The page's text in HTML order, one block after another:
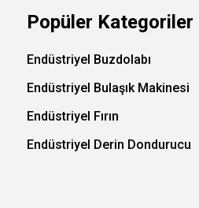
Popüler Kategoriler
Endüstriyel Buzdolabı
Endüstriyel Bulaşık Makinesi
Endüstriyel Fırın
Endüstriyel Derin Dondurucu